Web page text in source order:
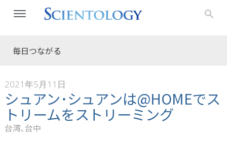
毎日つながる
2021年5月11日
シュアン･シュアンは@HOMEでス
トリームをストリーミング
台湾､台中